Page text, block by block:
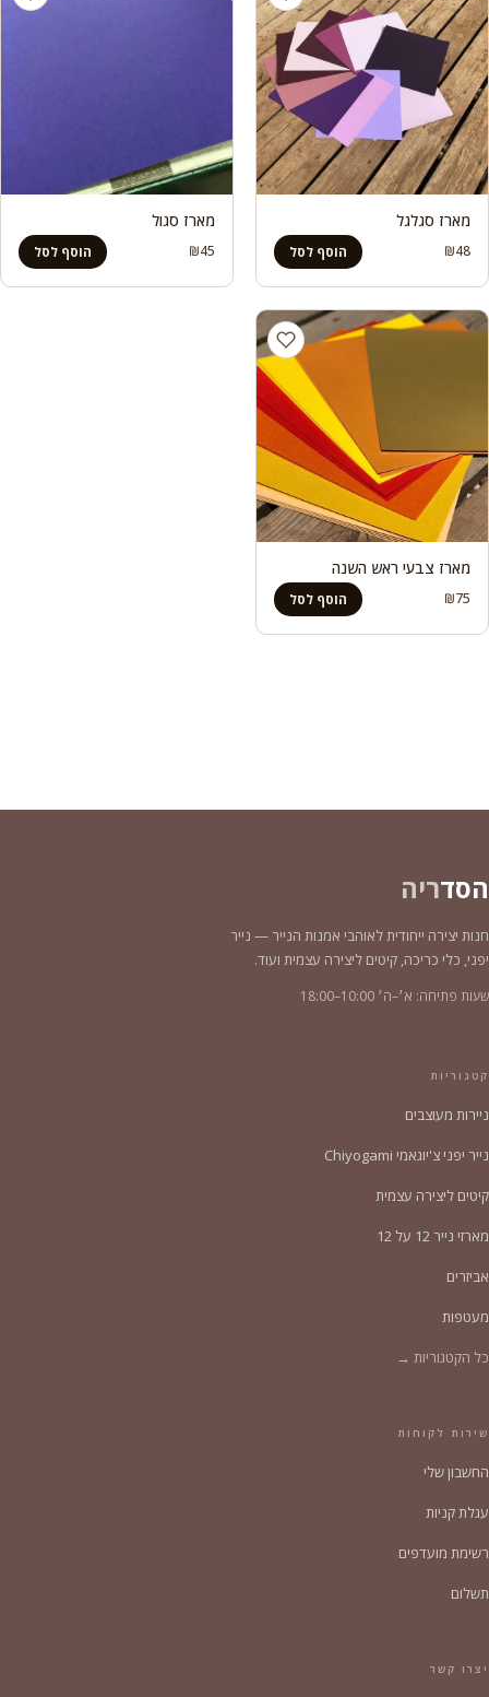
מארז סגלגל
₪48 הוסף לסל
מארז סגול
₪45 הוסף לסל
מארז צבעי ראש השנה
₪75 הוסף לסל
הסדריה
חנות יצירה ייחודית לאוהבי אמנות הנייר — נייר
יפני, כלי כריכה, קיטים ליצירה עצמית ועוד.
שעות פתיחה: א׳–ה׳ 10:00–18:00
קטגוריות
ניירות מעוצבים
נייר יפני צ'יוגאמי Chiyogami
קיטים ליצירה עצמית
מארזי נייר 12 על 12
אביזרים
מעטפות
כל הקטגוריות →
שירות לקוחות
החשבון שלי
עגלת קניות
רשימת מועדפים
תשלום
יצרו קשר